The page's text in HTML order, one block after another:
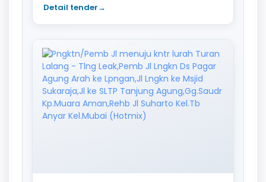
Detail tender→